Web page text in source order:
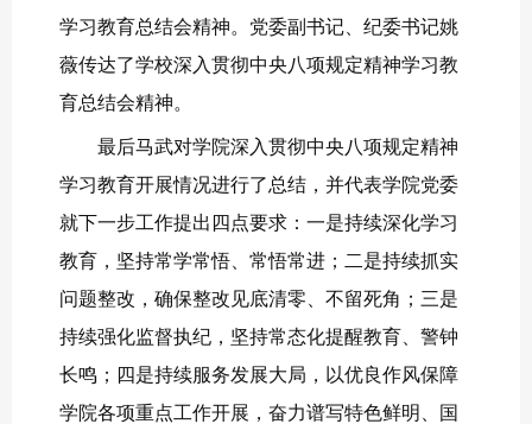
学习教育总结会精神。党委副书记、纪委书记姚
薇传达了学校深入贯彻中央八项规定精神学习教
育总结会精神。
最后马武对学院深入贯彻中央八项规定精神
学习教育开展情况进行了总结，并代表学院党委
就下一步工作提出四点要求：一是持续深化学习
教育，坚持常学常悟、常悟常进；二是持续抓实
问题整改，确保整改见底清零、不留死角；三是
持续强化监督执纪，坚持常态化提醒教育、警钟
长鸣；四是持续服务发展大局，以优良作风保障
学院各项重点工作开展，奋力谱写特色鲜明、国